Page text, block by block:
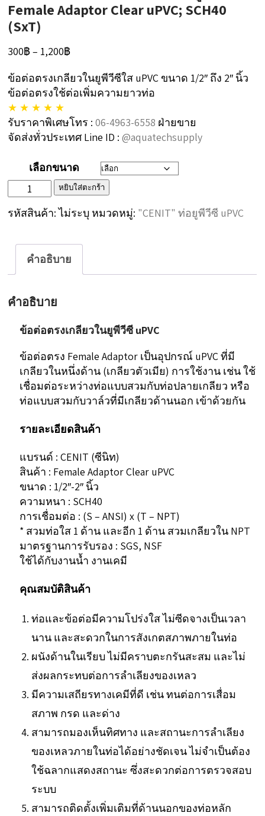
Female Adaptor Clear uPVC; SCH40
(SxT)
300฿– 1,200฿Price
300฿
through
ข้อต่อตรงเกลียวในยูพีวีซีใส uPVC ขนาด 1/2″ ถึง 2″ นิ้ว
ข้อต่อตรงใช้ต่อเพิ่มความยาวท่อ
★ ★ ★ ★ ★
รับราคาพิเศษโทร :06-4963-6558 ฝ่ายขาย
จัดส่งทั่วประเทศ Line ID :@aquatechsupply
เลือกขนาด
จำนวน
“CENIT”
ต่อ
ใน
วีซี
Female
Clear
uPVC;
SCH40
(SxT)
หยิบใส่ตะกร้า
รหัสสินค้า:ไม่ระบุ หมวดหมู่: "CENIT" ท่อยูพีวีซี uPVC
คำอธิบาย
คำอธิบาย
ข้อต่อตรงเกลียวในยูพีวีซี uPVC
ข้อต่อตรง Female Adaptor เป็นอุปกรณ์ uPVC ที่มี
เกลียวในหนึ่งด้าน (เกลียวตัวเมีย) การใช้งาน เช่น ใช้
เชื่อมต่อระหว่างท่อแบบสวมกับท่อปลายเกลียว หรือ
ท่อแบบสวมกับวาล์วที่มีเกลียวด้านนอก เข้าด้วยกัน
รายละเอียดสินค้า
แบรนด์ : CENIT (ซีนิท)
สินค้า : Female Adaptor Clear uPVC
ขนาด : 1/2″-2″ นิ้ว
ความหนา : SCH40
การเชื่อมต่อ : (S – ANSI) x (T – NPT)
* สวมท่อใส 1 ด้าน และอีก 1 ด้าน สวมเกลียวใน NPT
มาตรฐานการรับรอง : SGS, NSF
ใช้ได้กับงานน้ำ งานเคมี
คุณสมบัติสินค้า
ท่อและข้อต่อมีความโปร่งใส ไม่ซีดจางเป็นเวลา
นาน และสะดวกในการสังเกตสภาพภายในท่อ
ผนังด้านในเรียบ ไม่มีคราบตะกรันสะสม และไม่
ส่งผลกระทบต่อการลำเลียงของเหลว
มีความเสถียรทางเคมีที่ดี เช่น ทนต่อการเสื่อม
สภาพ กรด และด่าง
สามารถมองเห็นทิศทาง และสถานะการลำเลียง
ของเหลวภายในท่อได้อย่างชัดเจน ไม่จำเป็นต้อง
ใช้ฉลากแสดงสถานะ ซึ่งสะดวกต่อการตรวจสอบ
ระบบ
สามารถติดตั้งเพิ่มเติมที่ด้านนอกของท่อหลัก